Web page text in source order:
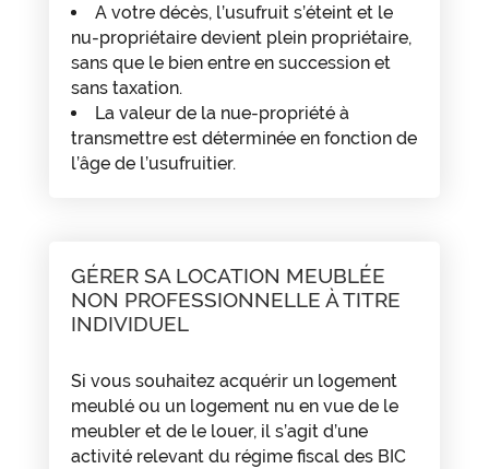
A votre décès, l’usufruit s’éteint et le
nu-propriétaire devient plein propriétaire,
sans que le bien entre en succession et
sans taxation.
La valeur de la nue-propriété à
transmettre est déterminée en fonction de
l’âge de l’usufruitier.
GÉRER SA LOCATION MEUBLÉE
NON PROFESSIONNELLE À TITRE
INDIVIDUEL
Si vous souhaitez acquérir un logement
meublé ou un logement nu en vue de le
meubler et de le louer, il s’agit d’une
activité relevant du régime fiscal des BIC